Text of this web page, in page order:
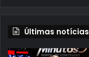
Últimas notícias